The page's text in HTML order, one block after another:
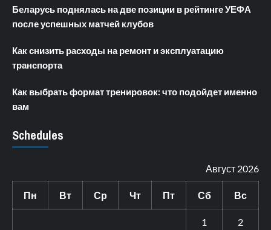
Беларусь поднялась на две позиции в рейтинге УЕФА
после успешных матчей клубов
Как снизить расходы на ремонт и эксплуатацию
транспорта
Как выбрать формат тренировок: что подойдет именно
вам
Schedules
Август 2026
Пн Вт Ср Чт Пт Сб Вс
1 2